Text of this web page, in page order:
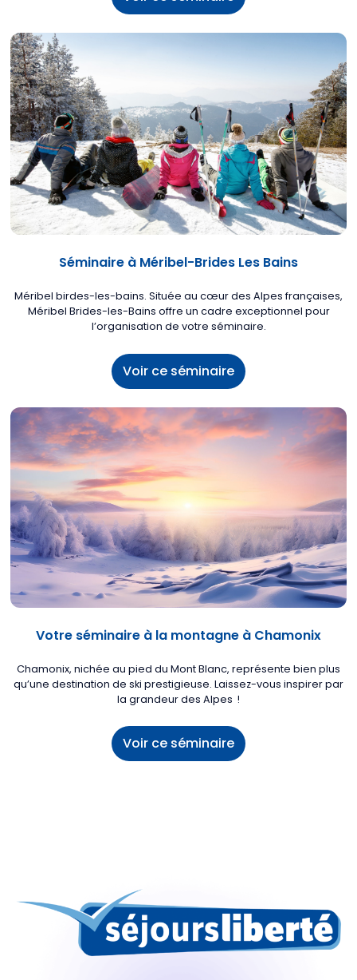
Séminaire à Méribel-Brides Les Bains
Méribel birdes-les-bains. Située au cœur des Alpes françaises,
Méribel Brides-les-Bains offre un cadre exceptionnel pour
l’organisation de votre séminaire.
Voir ce séminaire
Votre séminaire à la montagne à Chamonix
Chamonix, nichée au pied du Mont Blanc, représente bien plus
qu’une destination de ski prestigieuse. Laissez-vous inspirer par
la grandeur des Alpes !
Voir ce séminaire